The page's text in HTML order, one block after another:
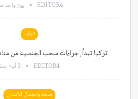
EDITOR4 يوم واحد
تركيا
تركيا تبدأ إجراءات سحب الجنسية من
EDITOR4 3 أيام منذ
صحة وتجميل الأسنان